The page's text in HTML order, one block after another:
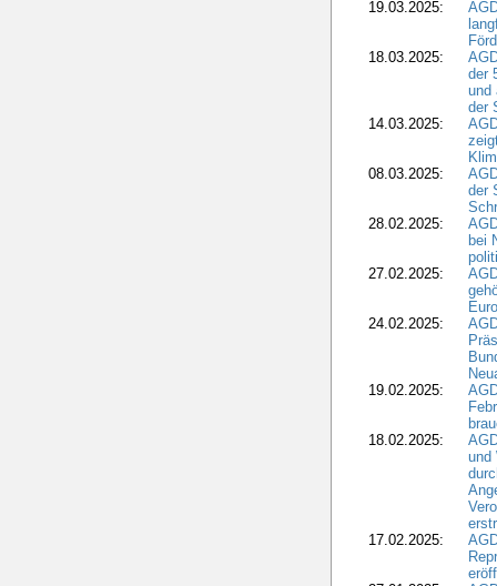
19.03.2025:
18.03.2025:
der
und
der
14.03.2025:
08.03.2025:
der
28.02.2025:
bei
27.02.2025:
24.02.2025:
19.02.2025:
18.02.2025:
und
17.02.2025: